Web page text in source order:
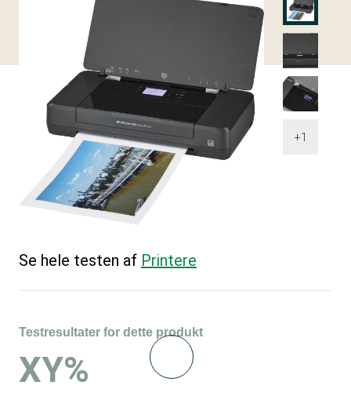
+1
Se hele testen af Printere
Testresultater for dette produkt
XY%